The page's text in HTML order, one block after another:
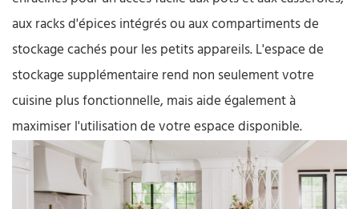
aux racks d'épices intégrés ou aux compartiments de
stockage cachés pour les petits appareils. L'espace de
stockage supplémentaire rend non seulement votre
cuisine plus fonctionnelle, mais aide également à
maximiser l'utilisation de votre espace disponible.